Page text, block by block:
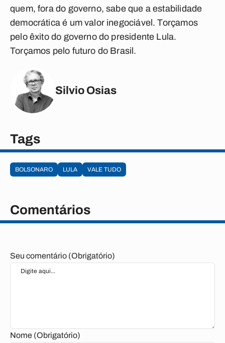
quem, fora do governo, sabe que a estabilidade
democrática é um valor inegociável. Torçamos
pelo êxito do governo do presidente Lula.
Torçamos pelo futuro do Brasil.
Silvio Osias
Tags
BOLSONARO LULA VALE TUDO
Comentários
Seu comentário (Obrigatório)
Nome (Obrigatório)